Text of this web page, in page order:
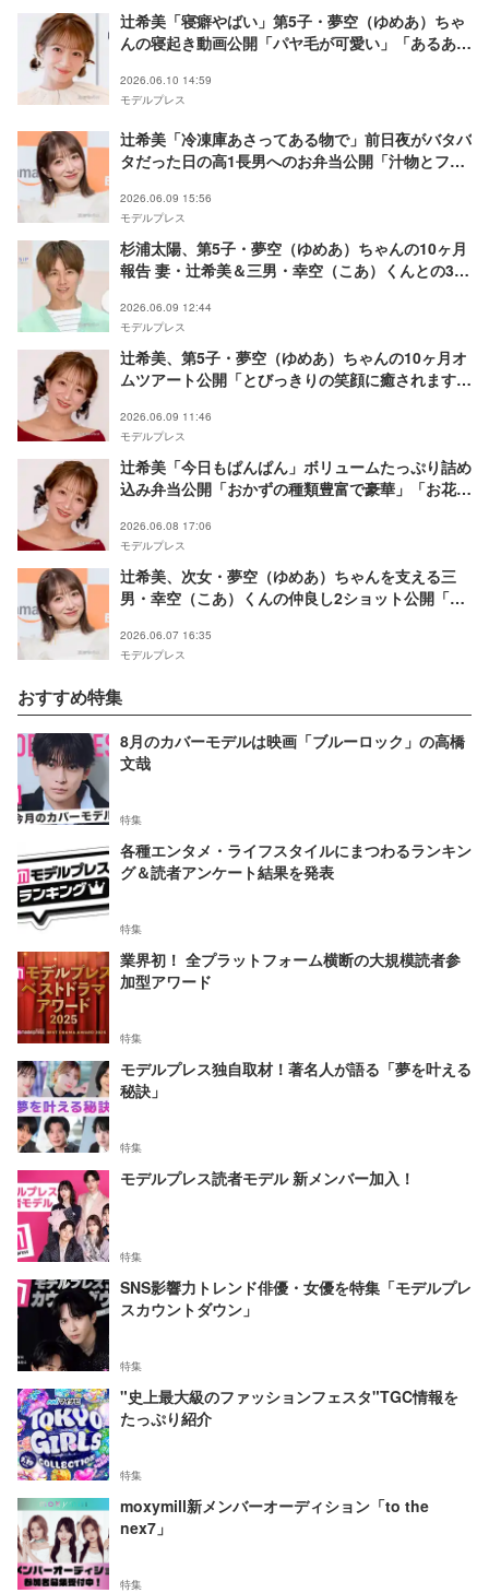
辻希美「寝癖やばい」第5子・夢空（ゆめあ）ちゃ
んの寝起き動画公開「パヤ毛が可愛い」「あるある
2026.06.10 14:59
モデルプレス
辻希美「冷凍庫あさってある物で」前日夜がバタバ
タだった日の高1長男へのお弁当公開「汁物とフル
る」と反響
2026.06.09 15:56
モデルプレス
杉浦太陽、第5子・夢空（ゆめあ）ちゃんの10ヶ月
報告 妻・辻希美＆三男・幸空（こあ）くんとの3シ
い」
2026.06.09 12:44
モデルプレス
辻希美、第5子・夢空（ゆめあ）ちゃんの10ヶ月オ
ムツアート公開「とびっきりの笑顔に癒されます」
2026.06.09 11:46
モデルプレス
辻希美「今日もぱんぱん」ボリュームたっぷり詰め
込み弁当公開「おかずの種類豊富で豪華」「お花の
2026.06.08 17:06
モデルプレス
辻希美、次女・夢空（ゆめあ）ちゃんを支える三
男・幸空（こあ）くんの仲良し2ショット公開「優
の声
2026.06.07 16:35
モデルプレス
おすすめ特集
8月のカバーモデルは映画「ブルーロック」の高橋
文哉
特集
各種エンタメ・ライフスタイルにまつわるランキン
グ＆読者アンケート結果を発表
特集
業界初！ 全プラットフォーム横断の大規模読者参
加型アワード
特集
モデルプレス独自取材！著名人が語る「夢を叶える
秘訣」
特集
モデルプレス読者モデル 新メンバー加入！
特集
SNS影響力トレンド俳優・女優を特集「モデルプレ
スカウントダウン」
特集
"史上最大級のファッションフェスタ"TGC情報を
たっぷり紹介
特集
moxymill新メンバーオーディション「to the
nex7」
特集